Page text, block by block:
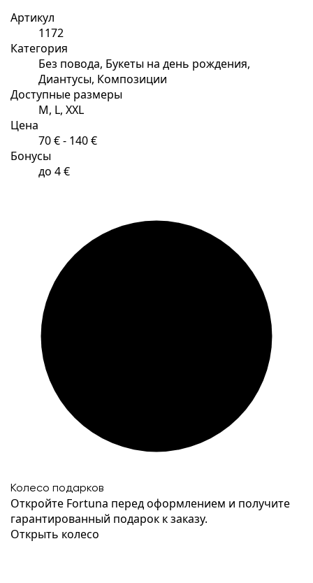
Артикул
1172
Категория
Без повода, Букеты на день рождения,
Диантусы, Композиции
Доступные размеры
M, L, XXL
Цена
70 € - 140 €
Бонусы
до 4 €
Колесо подарков
Откройте Fortuna перед оформлением и получите
гарантированный подарок к заказу.
Открыть колесо